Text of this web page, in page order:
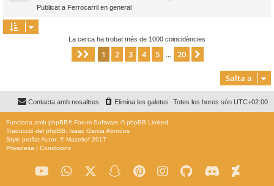
Publicat a Ferrocarril en general
La cerca ha trobat més de 1000 coincidències
Pàgina de 20
1 2 3 4 5 20
Salta a
Totes les hores són UTC+02:00
Elimina les galetes
Contacta amb nosaltres
Funciona amb phpBB® Forum Software © phpBB Limited
Traducció del phpBB: Isaac Garcia Abrodos
Style proflatAutor: ©Mazeltof 2017
Privadesa | Condicions